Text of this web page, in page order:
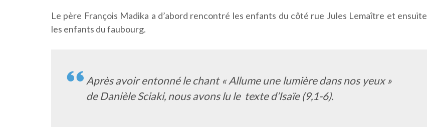
Le père François Madika a d’abord rencontré les enfants du côté rue Jules Lemaître et ensuite
les enfants du faubourg.
Après avoir entonné le chant « Allume une lumière dans nos yeux »
de Danièle Sciaki, nous avons lu le texte d’Isaïe (9,1-6).